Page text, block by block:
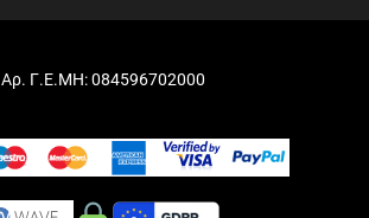
Αρ. Γ.Ε.ΜΗ: 084596702000